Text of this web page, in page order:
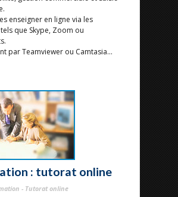
enseigner en ligne via les
que Skype, Zoom ou
par Teamviewer ou Camtasia...
: tutorat online
- Tutorat online